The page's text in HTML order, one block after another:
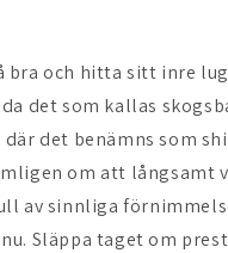
bra och hitta sitt inre
det som kallas
det benämns som
om att långsamt
av sinnliga
Släppa taget om